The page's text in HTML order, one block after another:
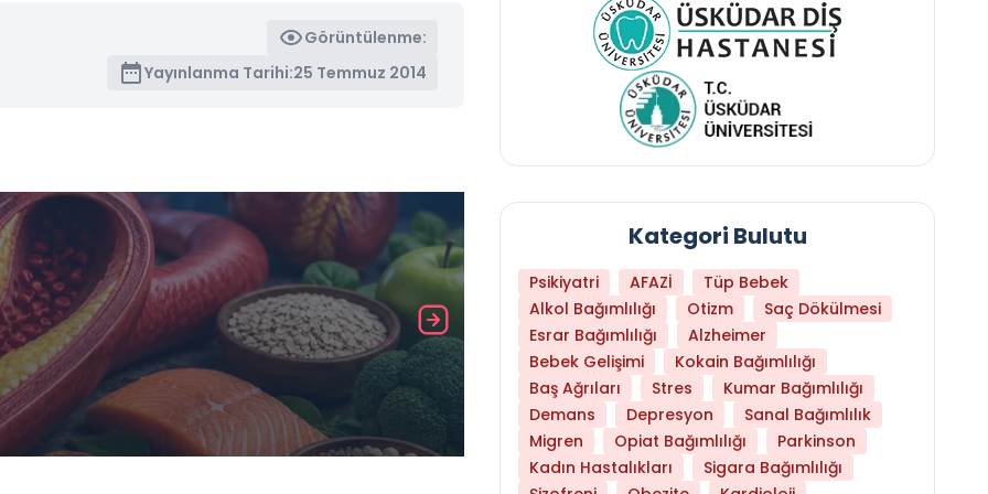
Görüntülenme:
Yayınlanma Tarihi:25 Temmuz 2014
Daha Az Protein Tüketmek Yaşlanmayı
Kategori Bulutu
Psikiyatri AFAZİ
Tüp Bebek
Alkol Bağımlılığı
Otizm
Saç Dökülmesi
Esrar Bağımlılığı
Alzheimer
Bebek Gelişimi
Kokain Bağımlılığı
Baş Ağrıları
Stres
Kumar Bağımlılığı
Demans
Depresyon
Sanal Bağımlılık
Migren
Opiat Bağımlılığı
Parkinson
Kadın Hastalıkları
Sigara Bağımlılığı